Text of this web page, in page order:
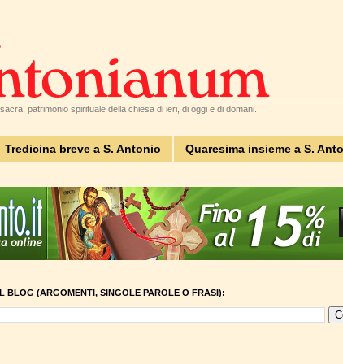
patrimonio spirituale della chiesa di ieri, di oggi e di domani.
Tredicina breve a S. Antonio Quaresima insieme a S.
BLOG (ARGOMENTI, SINGOLE PAROLE O FRASI):